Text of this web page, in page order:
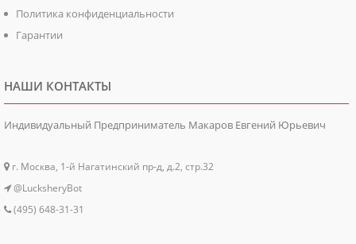
Политика конфиденциальности
Гарантии
НАШИ КОНТАКТЫ
Индивидуальный Предприниматель Макаров Евгений Юрьевич
г. Москва, 1-й Нагатинский пр-д, д.2, стр.32
@LucksheryBot
(495) 648-31-31